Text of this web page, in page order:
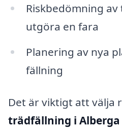
Riskbedömning
utgöra en fara
Planering av nya
fällning
Det är viktigt att välja
trädfällning i Alberga